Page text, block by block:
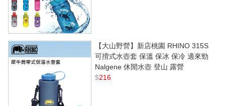
【大山野營】新店桃園 RHINO 315S
可揹式水壺套 保溫 保冰 保冷 適來勁
Nalgene 休閒水壺 登山 露營
$216